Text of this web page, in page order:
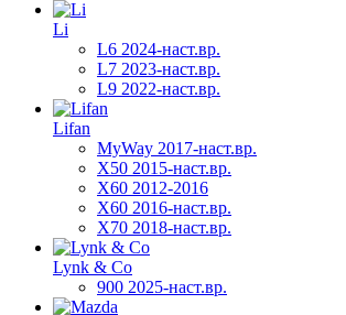
Li
L6 2024-наст.вр.
L7 2023-наст.вр.
L9 2022-наст.вр.
Lifan
MyWay 2017-наст.вр.
X50 2015-наст.вр.
X60 2012-2016
X60 2016-наст.вр.
X70 2018-наст.вр.
Lynk & Co
900 2025-наст.вр.